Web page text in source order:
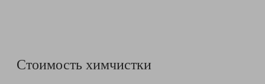
Стоимость химчистки